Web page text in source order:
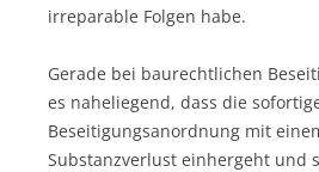
irreparable Folgen habe.
Gerade bei baurechtlichen
es naheliegend, dass die
Beseitigungsanordnung mit
Substanzverlust einhergeht und